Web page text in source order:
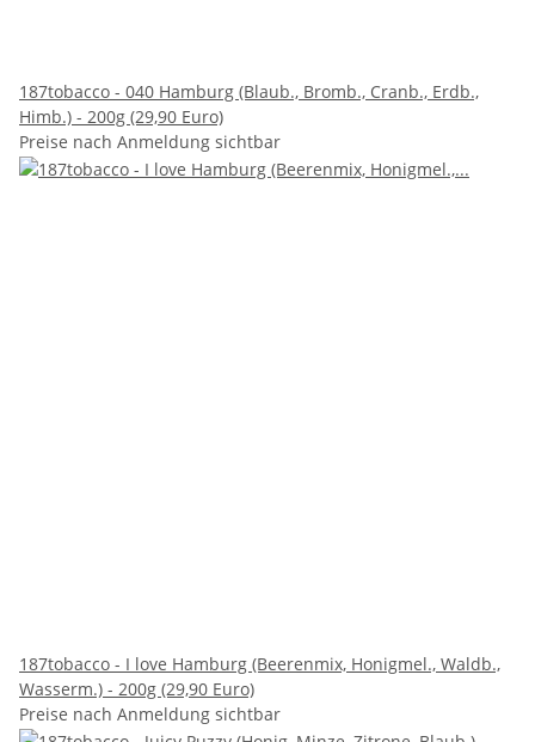
187tobacco - 040 Hamburg (Blaub., Bromb., Cranb., Erdb.,
Himb.) - 200g (29,90 Euro)
Preise nach Anmeldung sichtbar
187tobacco - I love Hamburg (Beerenmix, Honigmel., Waldb.,
Wasserm.) - 200g (29,90 Euro)
Preise nach Anmeldung sichtbar